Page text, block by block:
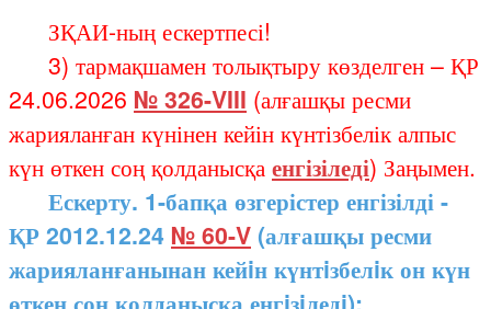
ЗҚАИ-ның ескертпесі!
3) тармақшамен толықтыру көзделген – ҚР
24.06.2026 № 326-VIII (алғашқы ресми
жарияланған күнінен кейін күнтізбелік алпыс
күн өткен соң қолданысқа енгізіледі) Заңымен.
Ескерту. 1-бапқа өзгерістер енгізілді -
ҚР 2012.12.24 № 60-V (алғашқы ресми
жарияланғанынан кейiн күнтiзбелiк он күн